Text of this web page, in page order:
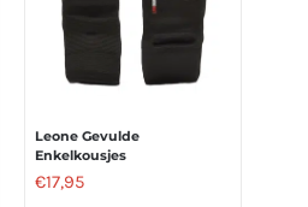
Leone Gevulde
Enkelkousjes
€17,95